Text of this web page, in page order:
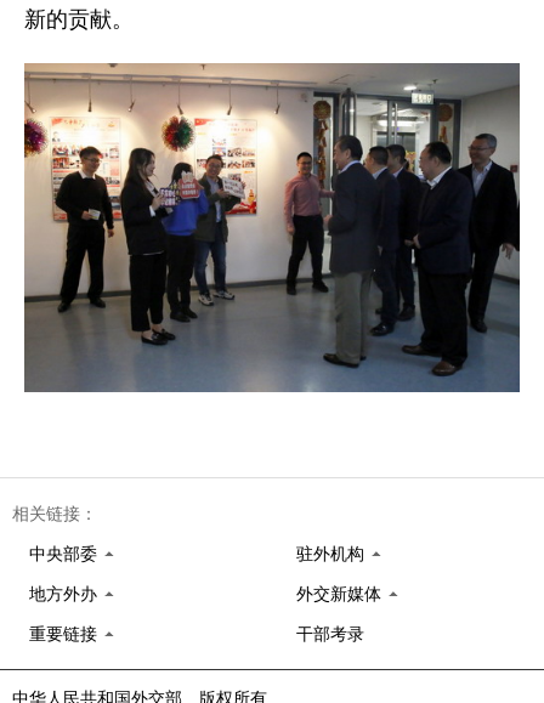
新的贡献。
相关链接：
中央部委 驻外机构
地方外办 外交新媒体
重要链接 干部考录
中华人民共和国外交部 版权所有